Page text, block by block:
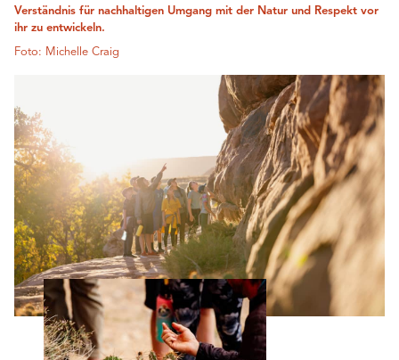
Verständnis für nachhaltigen Umgang mit der Natur und Respekt vor
ihr zu entwickeln.
Foto: Michelle Craig